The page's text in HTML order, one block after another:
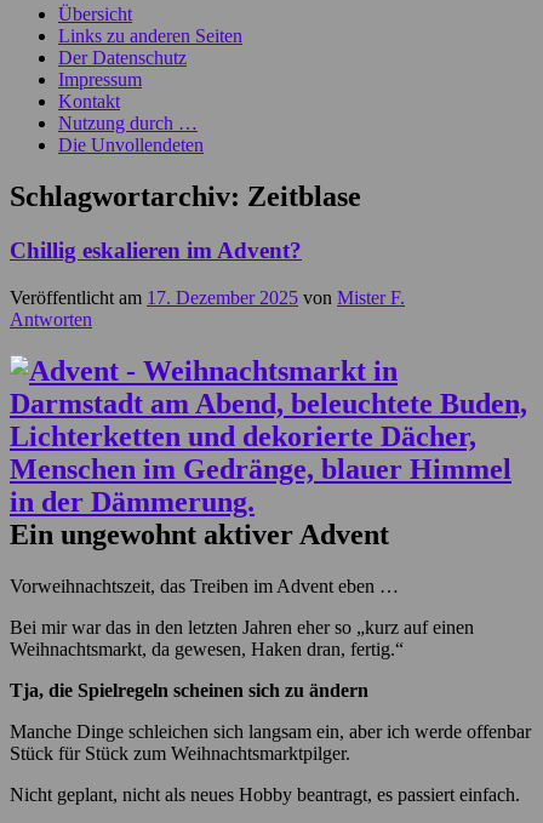
Übersicht
Links zu anderen Seiten
Der Datenschutz
Impressum
Kontakt
Nutzung durch …
Die Unvollendeten
Schlagwortarchiv: Zeitblase
Chillig eskalieren im Advent?
Veröffentlicht am 17. Dezember 2025 von Mister F.
Antworten
Ein ungewohnt aktiver Advent
Vorweihnachtszeit, das Treiben im Advent eben …
Bei mir war das in den letzten Jahren eher so „kurz auf einen
Weihnachtsmarkt, da gewesen, Haken dran, fertig.“
Tja, die Spielregeln scheinen sich zu ändern
Manche Dinge schleichen sich langsam ein, aber ich werde offenbar
Stück für Stück zum Weihnachtsmarktpilger.
Nicht geplant, nicht als neues Hobby beantragt, es passiert einfach.